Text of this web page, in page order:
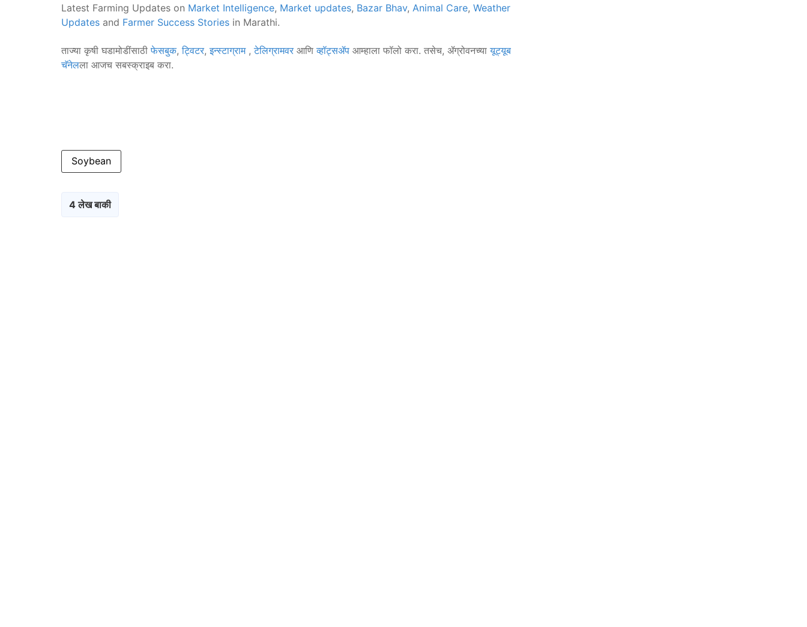
Latest Farming Updates on Market Intelligence, Market updates, Bazar Bhav, Animal Care, Weather
Updates and Farmer Success Stories in Marathi.
ताज्या कृषी घडामोडींसाठीफेसबुक,ट्विटर,इन्स्टाग्राम ,टेलिग्रामवर आणिव्हॉट्सॲप आम्हाला फॉलो करा. तसेच, ॲग्रोवनच्यायूट्यूब
चॅनेलला आजच सबस्क्राइब करा.
Soybean
4 लेख बाकी